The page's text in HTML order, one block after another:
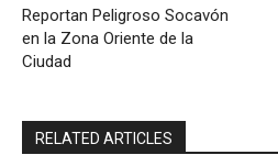
Reportan Peligroso Socavón
en la Zona Oriente de la
Ciudad
RELATED ARTICLES